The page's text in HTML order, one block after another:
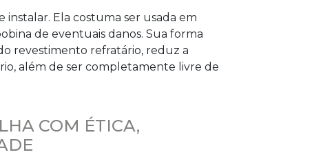
Ela costuma ser usada em
de eventuais danos. Sua forma
revestimento refratário, reduz a
além de ser completamente livre de
COM ÉTICA,